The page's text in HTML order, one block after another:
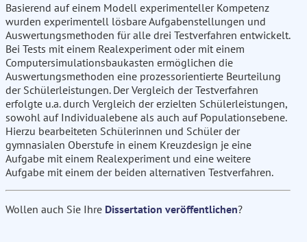
Basierend auf einem Modell experimenteller Kompetenz
wurden experimentell lösbare Aufgabenstellungen und
Auswertungsmethoden für alle drei Testverfahren entwickelt.
Bei Tests mit einem Realexperiment oder mit einem
Computersimulationsbaukasten ermöglichen die
Auswertungsmethoden eine prozessorientierte Beurteilung
der Schülerleistungen. Der Vergleich der Testverfahren
erfolgte u.a. durch Vergleich der erzielten Schülerleistungen,
sowohl auf Individualebene als auch auf Populationsebene.
Hierzu bearbeiteten Schülerinnen und Schüler der
gymnasialen Oberstufe in einem Kreuzdesign je eine
Aufgabe mit einem Realexperiment und eine weitere
Aufgabe mit einem der beiden alternativen Testverfahren.
Wollen auch Sie Ihre Dissertation veröffentlichen?